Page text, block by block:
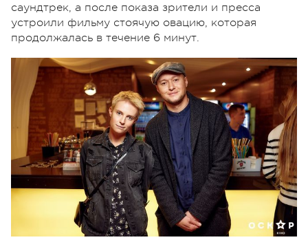
саундтрек, а после показа зрители и пресса
устроили фильму стоячую овацию, которая
продолжалась в течение 6 минут.